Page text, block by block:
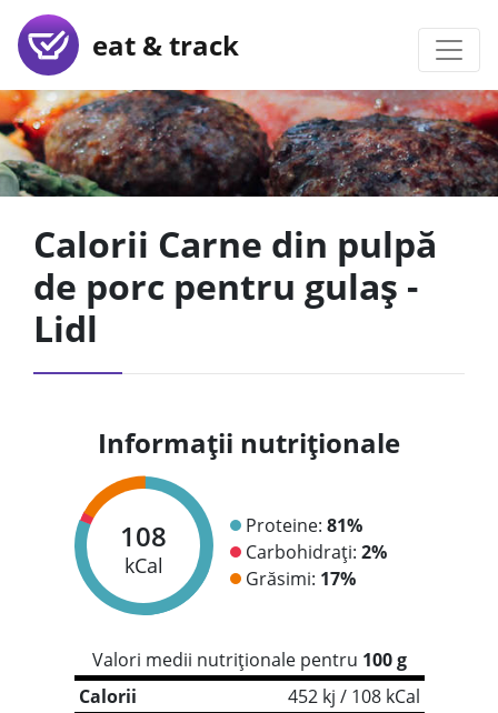
eat & track
Calorii Carne din pulpă
de porc pentru gulaș -
Lidl
Informații nutriționale
108
kCal
Proteine: 81%
Carbohidrați: 2%
Grăsimi: 17%
Valori medii nutriționale pentru 100 g
Calorii
452 kj / 108 kCal